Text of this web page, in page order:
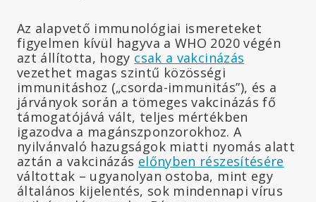
Az alapvető immunológiai ismereteket
figyelmen kívül hagyva a WHO 2020 végén
azt állította, hogy csak a vakcinázás
vezethet magas szintű közösségi
immunitáshoz („csorda-immunitás”), és a
járványok során a tömeges vakcinázás fő
támogatójává vált, teljes mértékben
igazodva a magánszponzorokhoz. A
nyilvánvaló hazugságok miatti nyomás alatt
aztán a vakcinázás előnyben részesítésére
váltottak – ugyanolyan ostoba, mint egy
általános kijelentés, sok mindennapi vírus